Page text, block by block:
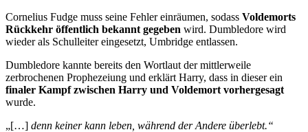
Cornelius Fudge muss seine Fehler einräumen, sodass Voldemorts
Rückkehr öffentlich bekannt gegeben wird. Dumbledore wird
wieder als Schulleiter eingesetzt, Umbridge entlassen.
Dumbledore kannte bereits den Wortlaut der mittlerweile
zerbrochenen Prophezeiung und erklärt Harry, dass in dieser ein
finaler Kampf zwischen Harry und Voldemort vorhergesagt
wurde.
„[…] denn keiner kann leben, während der Andere überlebt.“